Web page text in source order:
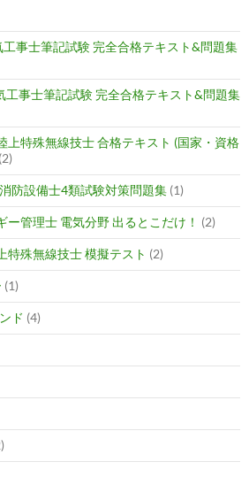
事士筆記試験 完全合格テキスト&問題集
工事士筆記試験 完全合格テキスト&問題集
上特殊無線技士 合格テキスト (国家・資格
(2)
防設備士4類試験対策問題集 (1)
ー管理士 電気分野 出るとこだけ！ (2)
特殊無線技士 模擬テスト (2)
(1)
ド (4)